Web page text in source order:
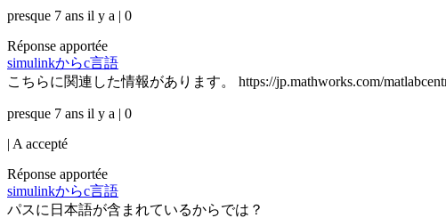
presque 7 ans il y a | 0
Réponse apportée
simulinkからc言語
こちらに関連した情報があります。 https://jp.mathworks.com/
presque 7 ans il y a | 0
| A accepté
Réponse apportée
simulinkからc言語
パスに日本語が含まれているからでは？